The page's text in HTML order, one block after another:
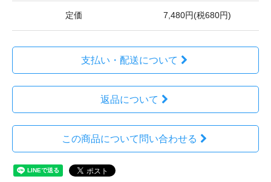
定価 7,480円(税680円)
支払い・配送について
返品について
この商品について問い合わせる